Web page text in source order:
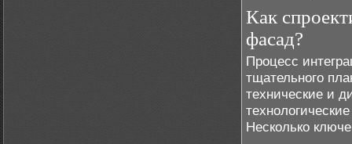
Как
фасад?
Процесс
тщательного
технические и
Несколько